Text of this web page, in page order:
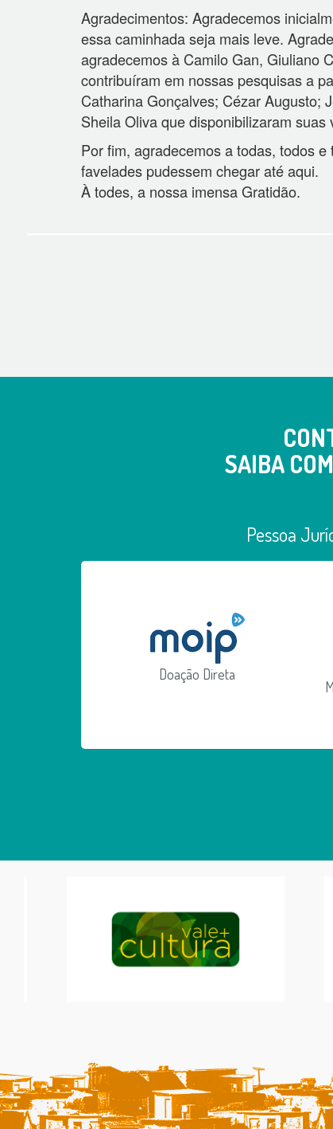
Agradecimentos: Agradecemos
essa caminhada seja mais leve.
agradecemos à Camilo Gan, Giuliano
contribuíram em nossas pesquisas a
Catharina Gonçalves; Cézar Augusto;
Sheila Oliva que disponibilizaram
Por fim, agradecemos a todas, todos
favelades pudessem chegar até aqui.
À todes, a nossa imensa Gratidão.
SAIBA
Pessoa
Doação Direta